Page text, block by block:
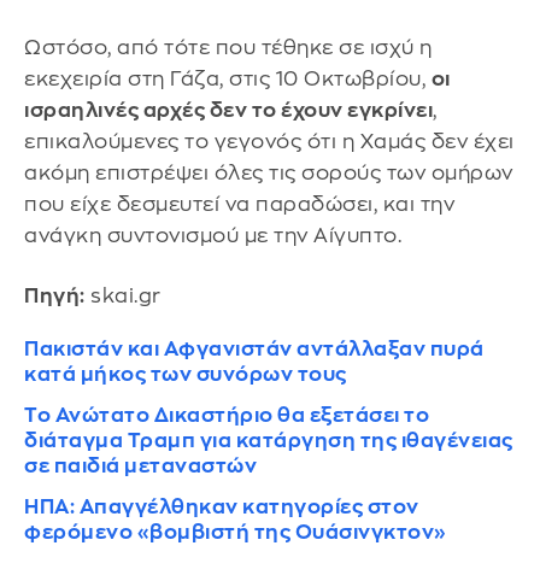
Ωστόσο, από τότε που τέθηκε σε ισχύ η
εκεχειρία στη Γάζα, στις 10 Οκτωβρίου, οι
ισραηλινές αρχές δεν το έχουν εγκρίνει,
επικαλούμενες το γεγονός ότι η Χαμάς δεν έχει
ακόμη επιστρέψει όλες τις σορούς των ομήρων
που είχε δεσμευτεί να παραδώσει, και την
ανάγκη συντονισμού με την Αίγυπτο.
Πηγή: skai.gr
Πακιστάν και Αφγανιστάν αντάλλαξαν πυρά
κατά μήκος των συνόρων τους
Το Ανώτατο Δικαστήριο θα εξετάσει το
διάταγμα Τραμπ για κατάργηση της ιθαγένειας
σε παιδιά μεταναστών
ΗΠΑ: Απαγγέλθηκαν κατηγορίες στον
φερόμενο «βομβιστή της Ουάσινγκτον»